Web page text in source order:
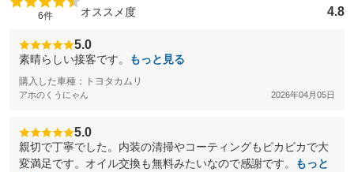
6件 オススメ度 4.8
5.0
素晴らしい接客です。 もっと見る
購入した車種：トヨタカムリ
アホのくうにゃん 2026年04月05日
5.0
親切で丁寧でした。内装の清掃やコーティングもピカピカで大
変満足です。オイル交換も無料みたいなので感謝です。
もっと